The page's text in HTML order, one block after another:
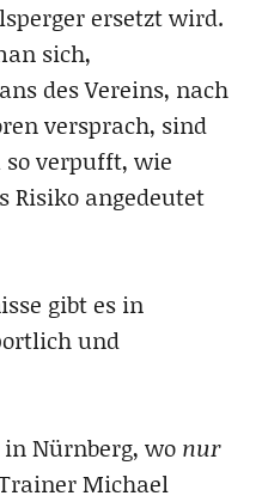
ersetzt wird.
sich,
des Vereins, nach
versprach, sind
verpufft, wie
Risiko angedeutet
gibt es in
und
Nürnberg, wo nur
Michael